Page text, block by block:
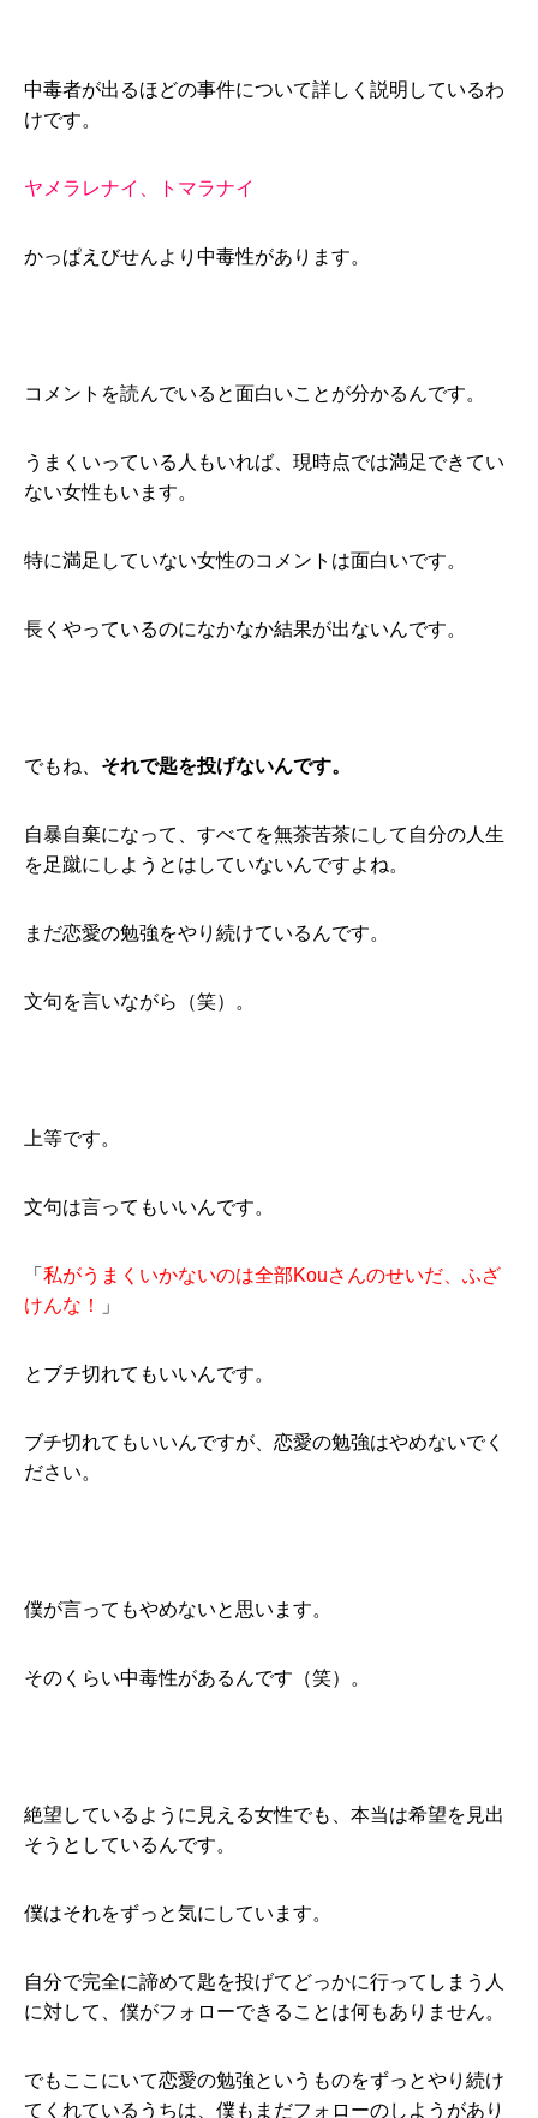
中毒者が出るほどの事件について詳しく説明しているわ
けです。
ヤメラレナイ、トマラナイ
かっぱえびせんより中毒性があります。
コメントを読んでいると面白いことが分かるんです。
うまくいっている人もいれば、現時点では満足できてい
ない女性もいます。
特に満足していない女性のコメントは面白いです。
長くやっているのになかなか結果が出ないんです。
でもね、 それで匙を投げないんです。
自暴自棄になって、すべてを無茶苦茶にして自分の人生
を足蹴にしようとはしていないんですよね。
まだ恋愛の勉強をやり続けているんです。
文句を言いながら（笑）。
上等です。
文句は言ってもいいんです。
「 私がうまくいかないのは全部Kouさんのせいだ、ふざ
けんな！
」
とブチ切れてもいいんです。
ブチ切れてもいいんですが、恋愛の勉強はやめないでく
ださい。
僕が言ってもやめないと思います。
そのくらい中毒性があるんです（笑）。
絶望しているように見える女性でも、本当は希望を見出
そうとしているんです。
僕はそれをずっと気にしています。
自分で完全に諦めて匙を投げてどっかに行ってしまう人
に対して、僕がフォローできることは何もありません。
でもここにいて恋愛の勉強というものをずっとやり続け
てくれているうちは、僕もまだフォローのしようがあり